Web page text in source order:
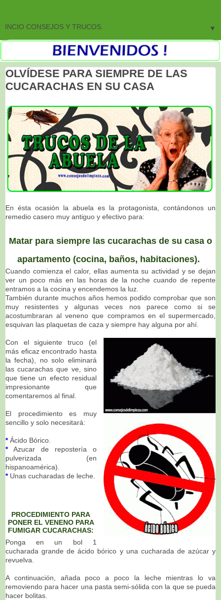
▼
OLVÍDESE PARA SIEMPRE DE LAS
CUCARACHAS EN SU CASA
En ésta ocasión la abuela es la protagonista, contándonos un
remedio casero muy antiguo y efectivo para:
Matar para siempre las cucarachas de su casa o
apartamento (cocina, baños, habitaciones).
Cuando comienza el calor, ellas aumenta su actividad y se dejan
ver un poco más en las horas de la noche cuando de repente
entramos a la cocina y encendemos la luz.
También durante muchos años hemos podido comprobar que son
muy resistentes y algunas veces nos parece como si se
acostumbraran al veneno que compramos en el supermercado,
esquivan las plaquetas de caza y siempre hay alguna por ahí.
Con el siguiente truco (el
más eficaz encontrado hasta
la fecha), no solo eliminará
las cucarachas que ve, sino
que tiene un efecto residual
impresionante que
comentaremos al final.
El procedimiento es muy
sencillo y solo necesitará:
*Ácido Bórico.
*Azucar de repostería o
pulverizada (en
hispanoamérica).
*Unas cucharadas de leche.
PROCEDIMIENTO PARA
PONER EL VENENO PARA
FUMIGAR CUCARACHAS:
Ponga en un bol 1
cucharada grande de ácido bórico y una cucharada de azúcar y
revuelva.
A continuación, añada poco a poco la leche mientras lo va
removiendo para hacer una pasta semi-sólida con la que se pueda
hacer bolitas.